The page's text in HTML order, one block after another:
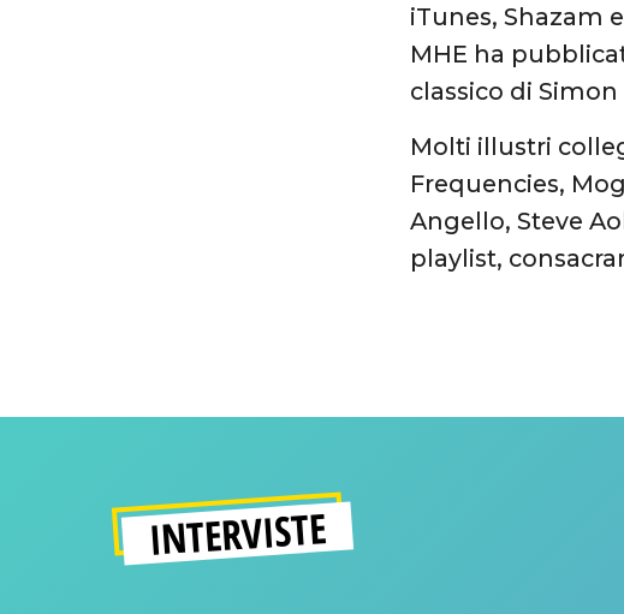
iTunes, Shazam
MHE ha
classico di
Molti illustri
Frequencies,
Angello, Steve
playlist,
INTERVISTE